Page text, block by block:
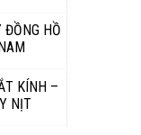
ĐỒNG HỒ
KÍNH –
NỊT